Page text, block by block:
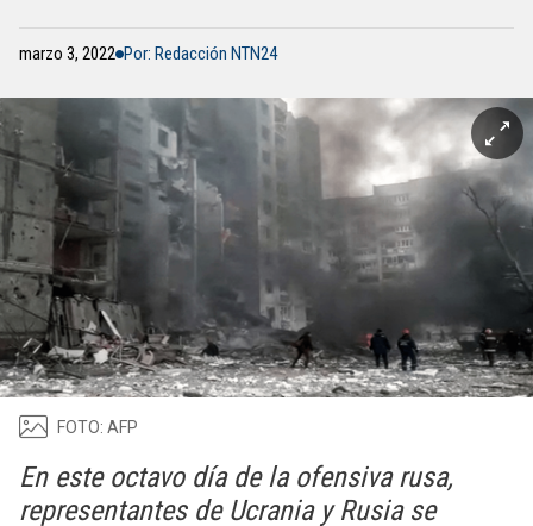
marzo 3, 2022 Por: Redacción NTN24
FOTO: AFP
En este octavo día de la ofensiva rusa,
representantes de Ucrania y Rusia se